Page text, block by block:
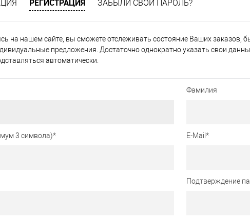
РЕГИСТРАЦИЯ ЗАБЫЛИ СВОЙ ПАРОЛЬ?
на нашем сайте, вы сможете отслеживать состояние Ваших заказов,
предложения. Достаточно однократно указать свои
автоматически.
Фамилия
3 символа)* E-Mail *
Подтверждение